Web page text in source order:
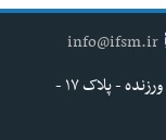
info@ifsm.ir
تهران - خیابان شهید مفتح جنوبی - خیابان ورزنده - پلاک ۱۷ -